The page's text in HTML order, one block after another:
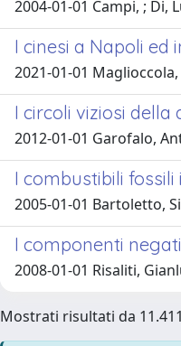
2004-01-01 Campi, ; Di,
I cinesi a Napoli ed
2021-01-01
I circoli viziosi
2012-01-01 Garofalo,
I combustibili fossili
2005-01-01 Bartoletto,
I componenti
2008-01-01 Risaliti,
Mostrati risultati da